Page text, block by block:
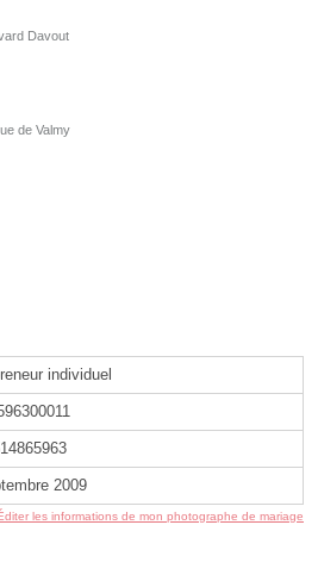
Davout
de Valmy
individuel
2009
les informations de mon photographe de mariage